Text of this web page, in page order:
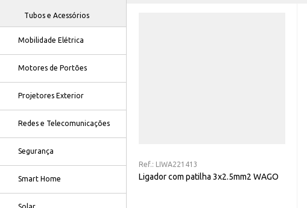
Tubos e Acessórios
Mobilidade Elétrica
Motores de Portões
Projetores Exterior
Redes e Telecomunicações
Segurança
Smart Home
Ref.: LIWA221413
Ligador com patilha 3x2.5mm2 WAGO